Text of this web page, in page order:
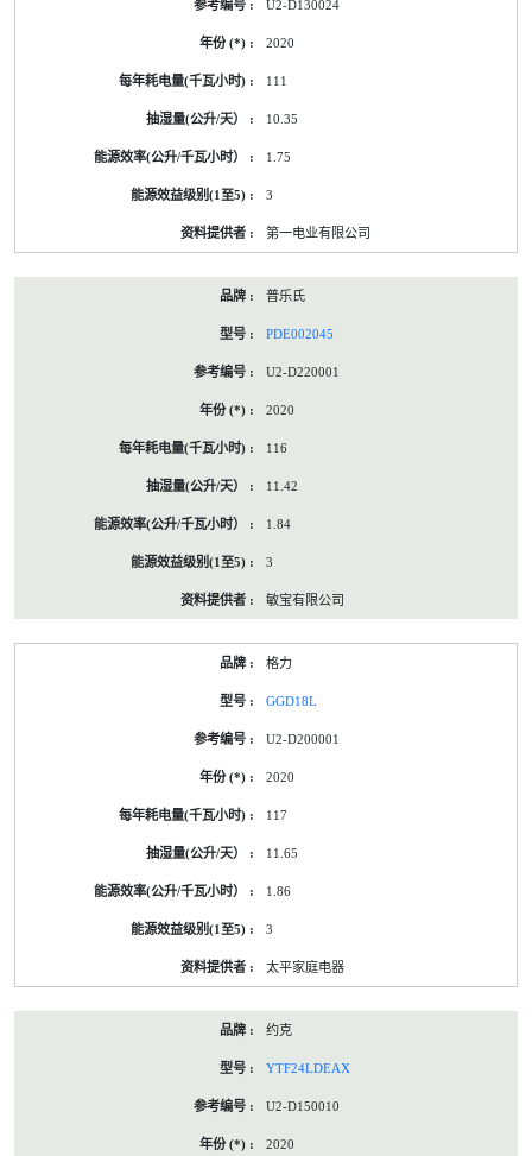
U2-D130024
2020
111
10.35
1.75
3
第一电业有限公司
普乐氏
PDE002045
U2-D220001
2020
116
11.42
1.84
3
敏宝有限公司
格力
GGD18L
U2-D200001
2020
117
11.65
1.86
3
太平家庭电器
约克
YTF24LDEAX
U2-D150010
2020